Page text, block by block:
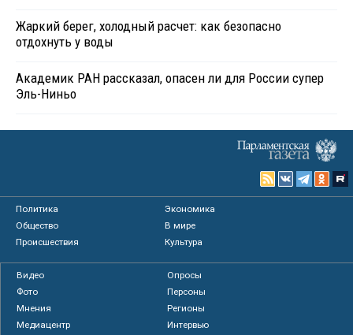
Жаркий берег, холодный расчет: как безопасно
отдохнуть у воды
Академик РАН рассказал, опасен ли для России супер
Эль-Ниньо
Политика
Экономика
Общество
В мире
Происшествия
Культура
Видео
Опросы
Фото
Персоны
Мнения
Регионы
Медиацентр
Интервью